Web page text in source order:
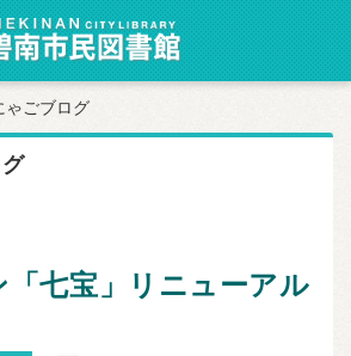
ゃごブログ
「七宝」リニューアル